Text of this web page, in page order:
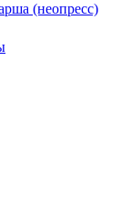
(неопресс)